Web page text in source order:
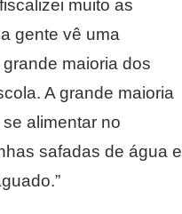
muito as
gente vê uma
maioria dos
A grande maioria
alimentar no
safadas de água e